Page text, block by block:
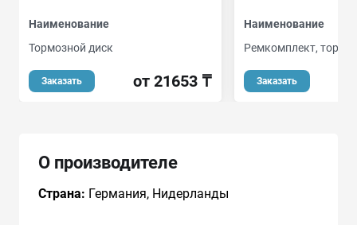
Наименование
Тормозной диск
Заказать от 21653 ₸
Наименование
Ремкомплект,
Заказать
О производителе
Страна: Германия, Нидерланды